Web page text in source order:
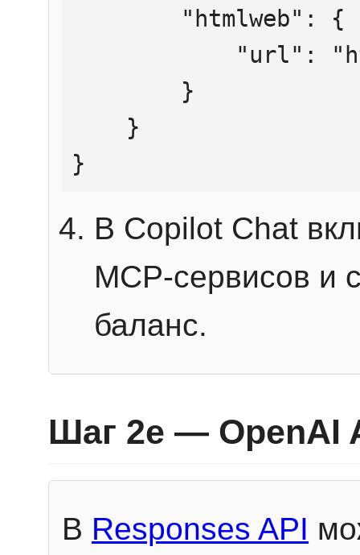
}
В Copilot Chat
MCP-сервисов и
баланс.
Шаг 2e — OpenAI
В Responses API